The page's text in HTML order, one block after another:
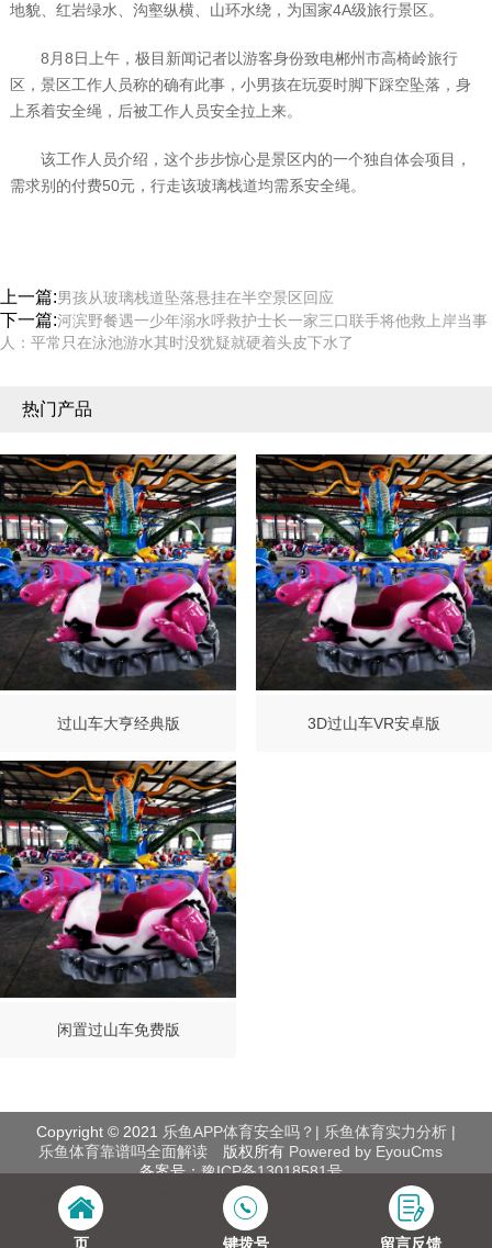
地貌、红岩绿水、沟壑纵横、山环水绕，为国家4A级旅行景区。
8月8日上午，极目新闻记者以游客身份致电郴州市高椅岭旅行
区，景区工作人员称的确有此事，小男孩在玩耍时脚下踩空坠落，身
上系着安全绳，后被工作人员安全拉上来。
该工作人员介绍，这个步步惊心是景区内的一个独自体会项目，
需求别的付费50元，行走该玻璃栈道均需系安全绳。
上一篇:男孩从玻璃栈道坠落悬挂在半空景区回应
下一篇:河滨野餐遇一少年溺水呼救护士长一家三口联手将他救上岸当事
人：平常只在泳池游水其时没犹疑就硬着头皮下水了
热门产品
过山车大亨经典版 3D过山车VR安卓版
闲置过山车免费版
Copyright © 2021 乐鱼APP体育安全吗？| 乐鱼体育实力分析 |
乐鱼体育靠谱吗全面解读
版权所有 Powered by EyouCms
备案号：豫ICP备13018581号
友情链接： 乐鱼体育app有实力
乐鱼体育app靠谱
吗
页 键拨号 留言反馈